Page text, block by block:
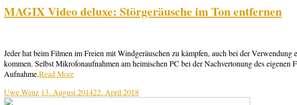
MAGIX Video deluxe: Störgeräusche im Ton entfernen
Jeder hat beim Filmen im Freien mit Windgeräuschen zu kämpfen, auch bei der
kommen. Selbst Mikrofonaufnahmen am heimischen PC bei der Nachvertonung des
Aufnahme.Read More
Uwe Wenz 13. August 201422. April 2018